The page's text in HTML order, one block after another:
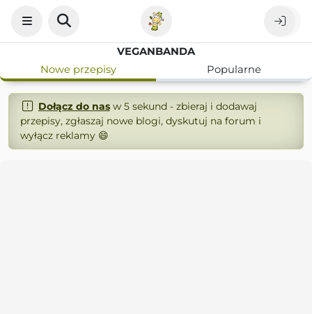
VEGANBANDA
Nowe przepisy
Popularne
Dołącz do nasw 5 sekund - zbieraj i dodawaj
przepisy, zgłaszaj nowe blogi, dyskutuj na forum i
wyłącz reklamy 😄